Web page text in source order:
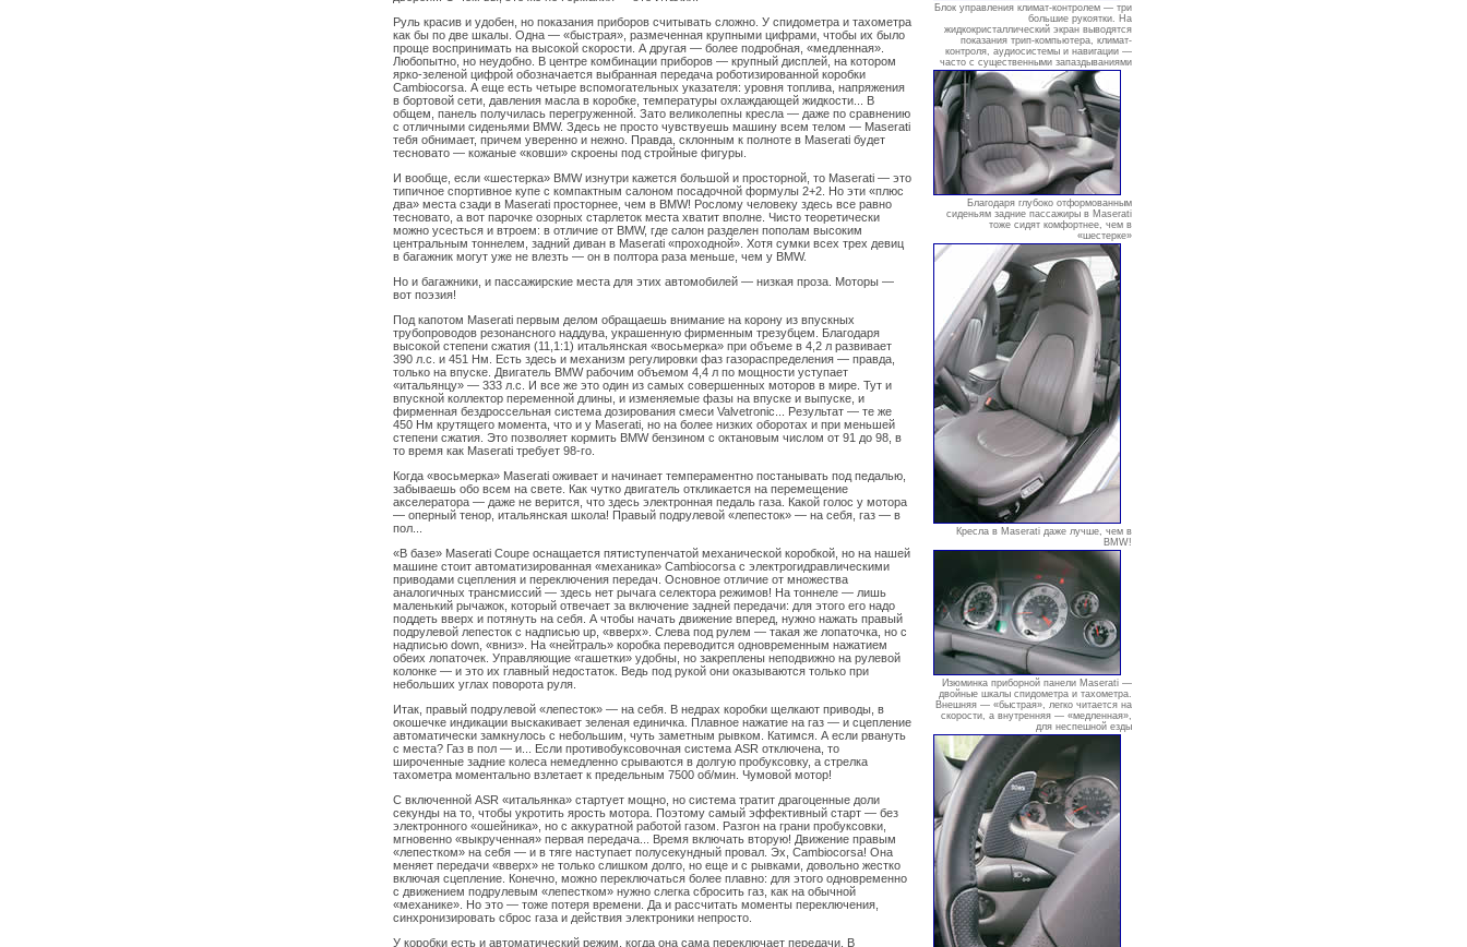
Руль красив и удобен, но показания приборов считывать сложно. У спидометра и тахометра
как бы по две шкалы. Одна — «быстрая», размеченная крупными цифрами, чтобы их было
проще воспринимать на высокой скорости. А другая — более подробная, «медленная».
Любопытно, но неудобно. В центре комбинации приборов — крупный дисплей, на котором
ярко-зеленой цифрой обозначается выбранная передача роботизированной коробки
Cambiocorsa. А еще есть четыре вспомогательных указателя: уровня топлива, напряжения
в бортовой сети, давления масла в коробке, температуры охлаждающей жидкости... В
общем, панель получилась перегруженной. Зато великолепны кресла — даже по сравнению
с отличными сиденьями BMW. Здесь не просто чувствуешь машину всем телом — Maserati
тебя обнимает, причем уверенно и нежно. Правда, склонным к полноте в Maserati будет
тесновато — кожаные «ковши» скроены под стройные фигуры.
И вообще, если «шестерка» BMW изнутри кажется большой и просторной, то Maserati — это
типичное спортивное купе с компактным салоном посадочной формулы 2+2. Но эти «плюс
два» места сзади в Maserati просторнее, чем в BMW! Рослому человеку здесь все равно
тесновато, а вот парочке озорных старлеток места хватит вполне. Чисто теоретически
можно усесться и втроем: в отличие от BMW, где салон разделен пополам высоким
центральным тоннелем, задний диван в Maserati «проходной». Хотя сумки всех трех девиц
в багажник могут уже не влезть — он в полтора раза меньше, чем у BMW.
Но и багажники, и пассажирские места для этих автомобилей — низкая проза. Моторы —
вот поэзия!
Под капотом Maserati первым делом обращаешь внимание на корону из впускных
трубопроводов резонансного наддува, украшенную фирменным трезубцем. Благодаря
высокой степени сжатия (11,1:1) итальянская «восьмерка» при объеме в 4,2 л развивает
390 л.с. и 451 Нм. Есть здесь и механизм регулировки фаз газораспределения — правда,
только на впуске. Двигатель BMW рабочим объемом 4,4 л по мощности уступает
«итальянцу» — 333 л.с. И все же это один из самых совершенных моторов в мире. Тут и
впускной коллектор переменной длины, и изменяемые фазы на впуске и выпуске, и
фирменная бездроссельная система дозирования смеси Valvetronic... Результат — те же
450 Нм крутящего момента, что и у Maserati, но на более низких оборотах и при меньшей
степени сжатия. Это позволяет кормить BMW бензином с октановым числом от 91 до 98, в
то время как Maserati требует 98-го.
Когда «восьмерка» Maserati оживает и начинает темпераментно постанывать под педалью,
забываешь обо всем на свете. Как чутко двигатель откликается на перемещение
акселератора — даже не верится, что здесь электронная педаль газа. Какой голос у мотора
— оперный тенор, итальянская школа! Правый подрулевой «лепесток» — на себя, газ — в
пол...
«В базе» Maserati Coupe оснащается пятиступенчатой механической коробкой, но на нашей
машине стоит автоматизированная «механика» Cambiocorsa с электрогидравлическими
приводами сцепления и переключения передач. Основное отличие от множества
аналогичных трансмиссий — здесь нет рычага селектора режимов! На тоннеле — лишь
маленький рычажок, который отвечает за включение задней передачи: для этого его надо
поддеть вверх и потянуть на себя. А чтобы начать движение вперед, нужно нажать правый
подрулевой лепесток с надписью up, «вверх». Слева под рулем — такая же лопаточка, но с
надписью down, «вниз». На «нейтраль» коробка переводится одновременным нажатием
обеих лопаточек. Управляющие «гашетки» удобны, но закреплены неподвижно на рулевой
колонке — и это их главный недостаток. Ведь под рукой они оказываются только при
небольших углах поворота руля.
Итак, правый подрулевой «лепесток» — на себя. В недрах коробки щелкают приводы, в
окошечке индикации выскакивает зеленая единичка. Плавное нажатие на газ — и сцепление
автоматически замкнулось с небольшим, чуть заметным рывком. Катимся. А если рвануть
с места? Газ в пол — и... Если противобуксовочная система ASR отключена, то
широченные задние колеса немедленно срываются в долгую пробуксовку, а стрелка
тахометра моментально взлетает к предельным 7500 об/мин. Чумовой мотор!
С включенной ASR «итальянка» стартует мощно, но система тратит драгоценные доли
секунды на то, чтобы укротить ярость мотора. Поэтому самый эффективный старт — без
электронного «ошейника», но с аккуратной работой газом. Разгон на грани пробуксовки,
мгновенно «выкрученная» первая передача... Время включать вторую! Движение правым
«лепестком» на себя — и в тяге наступает полусекундный провал. Эх, Cambiocorsa! Она
меняет передачи «вверх» не только слишком долго, но еще и с рывками, довольно жестко
включая сцепление. Конечно, можно переключаться более плавно: для этого одновременно
с движением подрулевым «лепестком» нужно слегка сбросить газ, как на обычной
«механике». Но это — тоже потеря времени. Да и рассчитать моменты переключения,
синхронизировать сброс газа и действия электроники непросто.
У коробки есть и автоматический режим, когда она сама переключает передачи. В
Блок управления климат-контролем — три
большие рукоятки. На
жидкокристаллический экран выводятся
показания трип-компьютера, климат-
контроля, аудиосистемы и навигации —
часто с существенными запаздываниями
Благодаря глубоко отформованным
сиденьям задние пассажиры в Maserati
тоже сидят комфортнее, чем в
«шестерке»
Кресла в Maserati даже лучше, чем в
BMW!
Изюминка приборной панели Maserati —
двойные шкалы спидометра и тахометра.
Внешняя — «быстрая», легко читается на
скорости, а внутренняя — «медленная»,
для неспешной езды